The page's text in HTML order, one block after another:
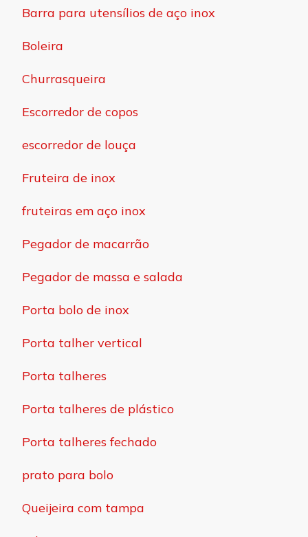
Barra para utensílios de aço inox
Boleira
Churrasqueira
Escorredor de copos
escorredor de louça
Fruteira de inox
fruteiras em aço inox
Pegador de macarrão
Pegador de massa e salada
Porta bolo de inox
Porta talher vertical
Porta talheres
Porta talheres de plástico
Porta talheres fechado
prato para bolo
Queijeira com tampa